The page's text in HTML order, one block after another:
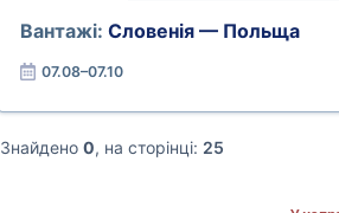
Вантажі: Словенія — Польща
07.08–07.10
Знайдено 0, на сторінці: 25